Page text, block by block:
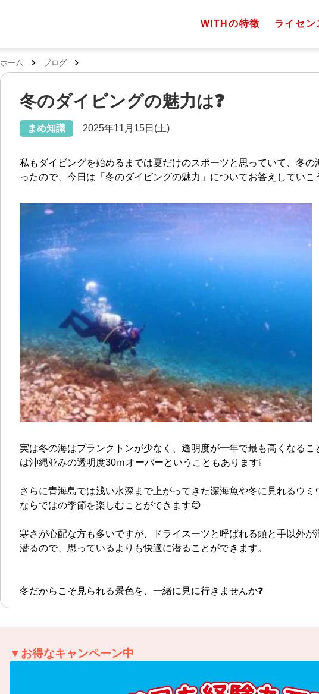
WITHの特徴 ライセン
ホーム ブログ
冬のダイビングの魅力は❓
まめ知識 2025年11月15日(土)
私もダイビングを始めるまでは夏だけのスポーツと思っていて、冬
ったので、今日は「冬のダイビングの魅力」についてお答えしていこ
実は冬の海はプランクトンが少なく、透明度が一年で最も高くなるこ
は沖縄並みの透明度30ｍオーバーということもあります❕
さらに青海島では浅い水深まで上がってきた深海魚や冬に見れるウ
ならではの季節を楽しむことができます😊
寒さが心配な方も多いですが、ドライスーツと呼ばれる頭と手以外が
潜るので、思っているよりも快適に潜ることができます。
冬だからこそ見られる景色を、一緒に見に行きませんか❓
▼お得なキャンペーン中